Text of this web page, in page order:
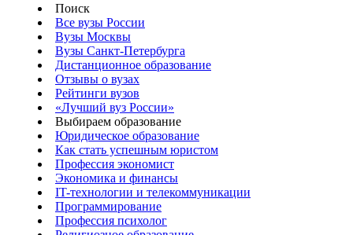
Поиск
Все вузы России
Вузы Москвы
Вузы Санкт-Петербурга
Дистанционное образование
Отзывы о вузах
Рейтинги вузов
«Лучший вуз России»
Выбираем образование
Юридическое образование
Как стать успешным юристом
Профессия экономист
Экономика и финансы
IT-технологии и телекоммуникации
Программирование
Профессия психолог